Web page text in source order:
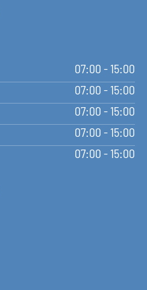
07:00 - 15:00
07:00 - 15:00
07:00 - 15:00
07:00 - 15:00
07:00 - 15:00